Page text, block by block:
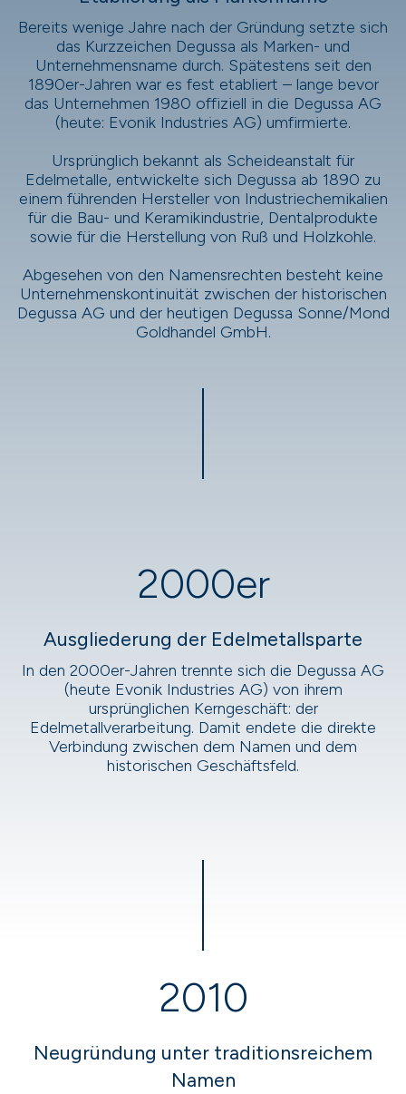
Bereits wenige Jahre nach der Gründung setzte sich
das Kurzzeichen Degussa als Marken- und
Unternehmensname durch. Spätestens seit den
1890er-Jahren war es fest etabliert – lange bevor
das Unternehmen 1980 offiziell in die Degussa AG
(heute: Evonik Industries AG) umfirmierte.
Ursprünglich bekannt als Scheideanstalt für
Edelmetalle, entwickelte sich Degussa ab 1890 zu
einem führenden Hersteller von Industriechemikalien
für die Bau- und Keramikindustrie, Dentalprodukte
sowie für die Herstellung von Ruß und Holzkohle.
Abgesehen von den Namensrechten besteht keine
Unternehmenskontinuität zwischen der historischen
Degussa AG und der heutigen Degussa Sonne/Mond
Goldhandel GmbH.
2000er
Ausgliederung der Edelmetallsparte
In den 2000er-Jahren trennte sich die Degussa AG
(heute Evonik Industries AG) von ihrem
ursprünglichen Kerngeschäft: der
Edelmetallverarbeitung. Damit endete die direkte
Verbindung zwischen dem Namen und dem
historischen Geschäftsfeld.
2010
Neugründung unter traditionsreichem
Namen